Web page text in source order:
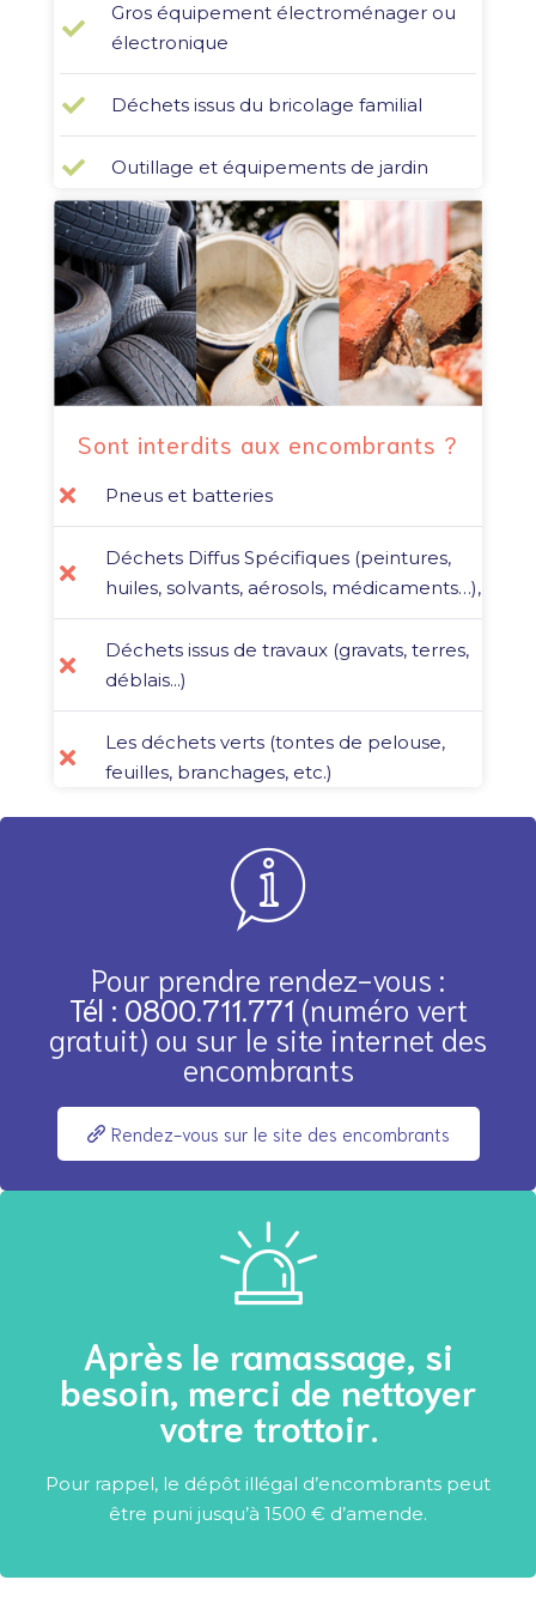
Gros équipement électroménager ou
électronique
Déchets issus du bricolage familial
Outillage et équipements de jardin
Sont interdits aux encombrants ?
Pneus et batteries
Déchets Diffus Spécifiques (peintures,
huiles, solvants, aérosols, médicaments…),
Déchets issus de travaux (gravats, terres,
déblais...)
Les déchets verts (tontes de pelouse,
feuilles, branchages, etc.)
Pour prendre rendez-vous :
Tél : 0800.711.771 (numéro vert
gratuit) ou sur le site internet des
encombrants
Rendez-vous sur le site des encombrants
Après le ramassage, si
besoin, merci de nettoyer
votre trottoir.
Pour rappel, le dépôt illégal d’encombrants peut
être puni jusqu’à 1500 € d’amende.